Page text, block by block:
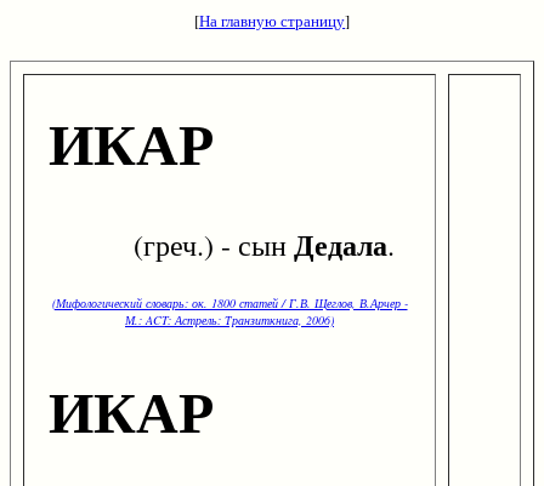
[На главную страницу]
ИКАР
(греч.) - сынДедала.
(Мифологический словарь: ок. 1800 статей / Г.В. Щеглов, В.Арчер -
М.: ACT: Астрель: Транзиткнига, 2006)
ИКАР